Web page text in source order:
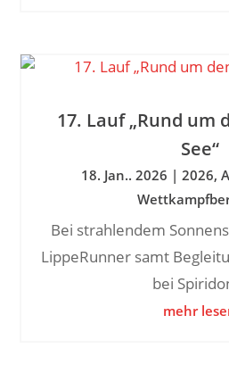
17. Lauf „Rund um
See“
18. Jan.. 2026 | 2026,
Bei strahlendem
LippeRunner samt
bei
mehr